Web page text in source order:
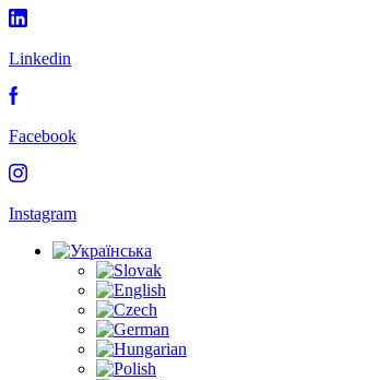
Linkedin
Facebook
Instagram